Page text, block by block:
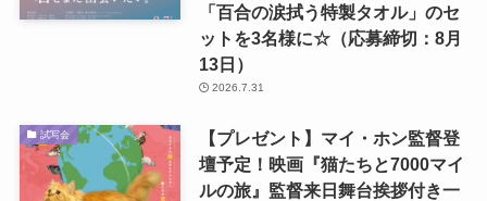
「百合の涙拭う特製タオル」のセ
ットを3名様に☆（応募締切：8月
13日）
2026.7.31
試写会
【プレゼント】マイ・ホン監督登
壇予定！映画『猫たちと7000マイ
ルの旅』監督来日舞台挨拶付き一